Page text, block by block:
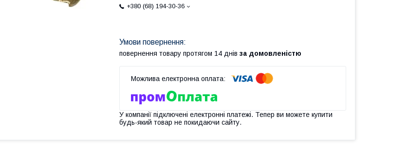
+380 (68) 194-30-36
повернення товару протягом 14 днів за домовленістю
У компанії підключені електронні платежі. Тепер ви можете купити
будь-який товар не покидаючи сайту.